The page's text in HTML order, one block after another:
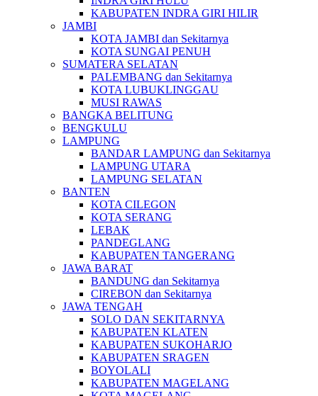
KABUPATEN INDRA GIRI HILIR
JAMBI
KOTA JAMBI dan Sekitarnya
KOTA SUNGAI PENUH
SUMATERA SELATAN
PALEMBANG dan Sekitarnya
KOTA LUBUKLINGGAU
MUSI RAWAS
BANGKA BELITUNG
BENGKULU
LAMPUNG
BANDAR LAMPUNG dan Sekitarnya
LAMPUNG UTARA
LAMPUNG SELATAN
BANTEN
KOTA CILEGON
KOTA SERANG
LEBAK
PANDEGLANG
KABUPATEN TANGERANG
JAWA BARAT
BANDUNG dan Sekitarnya
CIREBON dan Sekitarnya
JAWA TENGAH
SOLO DAN SEKITARNYA
KABUPATEN KLATEN
KABUPATEN SUKOHARJO
KABUPATEN SRAGEN
BOYOLALI
KABUPATEN MAGELANG